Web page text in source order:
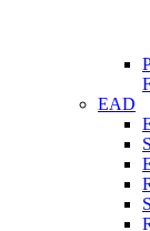
EAD